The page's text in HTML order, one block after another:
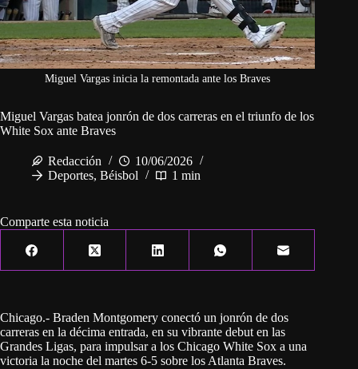
Miguel Vargas inicia la remontada ante los Braves
Miguel Vargas batea jonrón de dos carreras en el triunfo de los
White Sox ante Braves
Redacción
10/06/2026
Deportes, Béisbol 1 min
Comparte esta noticia
Chicago.- Braden Montgomery conectó un jonrón de dos
carreras en la décima entrada, en su vibrante debut en las
Grandes Ligas, para impulsar a los Chicago White Sox a una
victoria la noche del martes 6-5 sobre los Atlanta Braves.